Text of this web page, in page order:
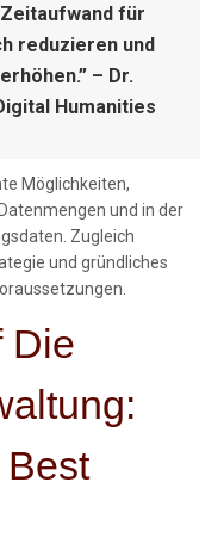
für
reduzieren und
– Dr.
Humanities
Möglichkeiten,
und in der
Zugleich
und gründliches
Die